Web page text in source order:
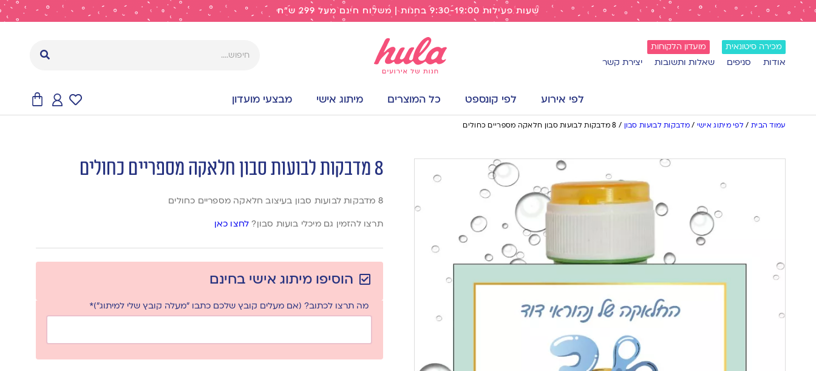
שעות פעילות 9:30-19:00 בחנות | משלוח חינם מעל 299 ש"ח
מכירה סיטונאית מועדון הלקוחות
אודות סניפים שאלות ותשובות יצירת קשר
לפי אירוע לפי קונספט כל המוצרים מיתוג אישי מבצעי מועדון
עמוד הבית / לפי מיתוג אישי /מדבקות לבועות סבון / 8 מדבקות לבועות סבון חלאקה מספריים כחולים
8 מדבקות לבועות סבון חלאקה מספריים כחולים
8 מדבקות לבועות סבון בעיצוב חלאקה מספריים כחולים
תרצו להזמין גם מיכלי בועות סבון? לחצו כאן
הוסיפו מיתוג אישי בחינם
מה תרצו לכתוב? (אם מעלים קובץ שלכם כתבו "מעלה קובץ שלי למיתוג")*